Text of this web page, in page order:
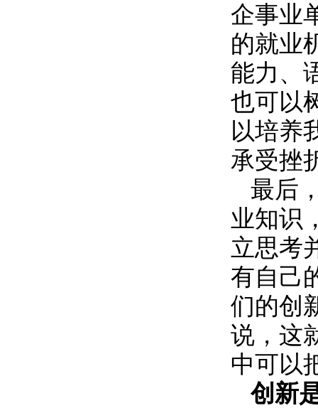
企事业
的就业
能力、
也可以
以培养
承受挫
最后
业知识
立思考
有自己
们的创
说，这
中可以
创新